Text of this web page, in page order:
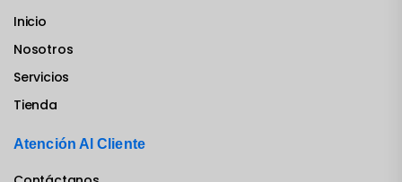
Inicio
Nosotros
Servicios
Tienda
Atención Al Cliente